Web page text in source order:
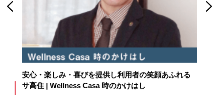
安心・楽しみ・喜びを提供し利用者の笑顔あふれる
サ高住 | Wellness Casa 時のかけはし